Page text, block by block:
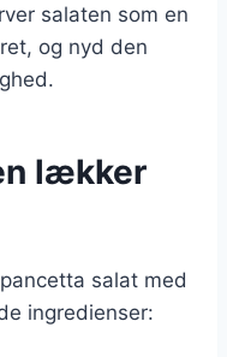
salaten som en
og nyd den
lækker
salat med
ingredienser: